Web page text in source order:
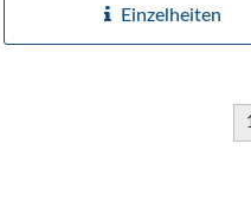
Einzelheiten
1